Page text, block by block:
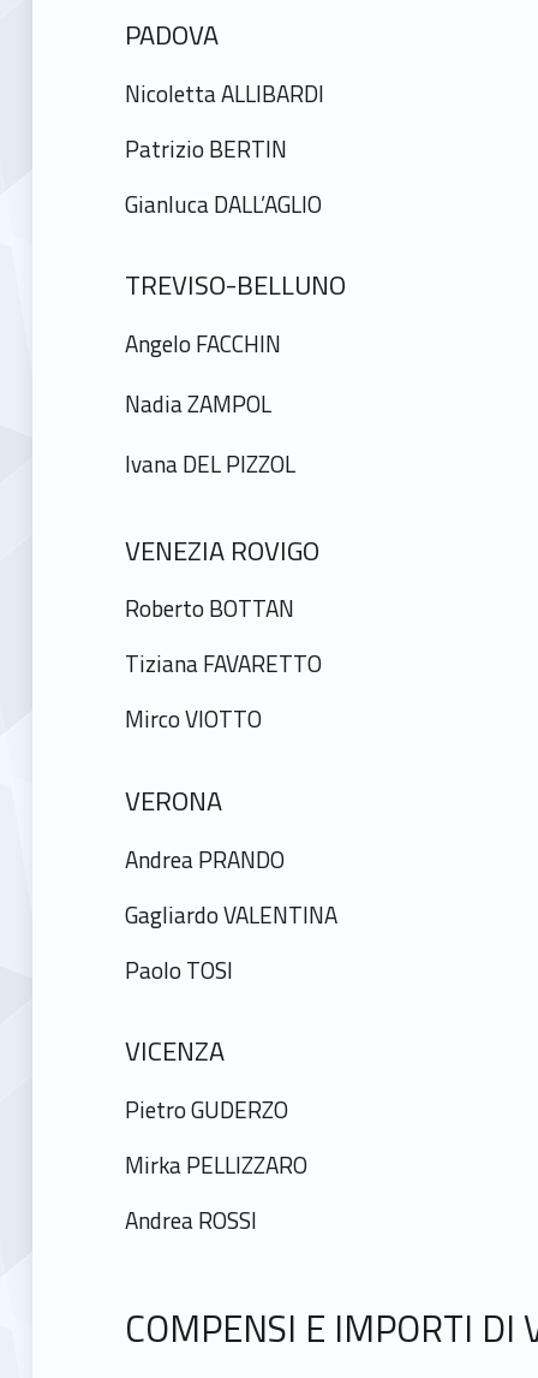
PADOVA
Nicoletta ALLIBARDI
Patrizio BERTIN
Gianluca DALL’AGLIO
TREVISO-BELLUNO
Angelo FACCHIN
Nadia ZAMPOL
Ivana DEL PIZZOL
VENEZIA ROVIGO
Roberto BOTTAN
Tiziana FAVARETTO
Mirco VIOTTO
VERONA
Andrea PRANDO
Gagliardo VALENTINA
Paolo TOSI
VICENZA
Pietro GUDERZO
Mirka PELLIZZARO
Andrea ROSSI
COMPENSI E IMPORTI DI